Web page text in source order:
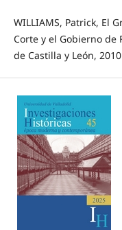
WILLIAMS, Patrick, El
Corte y el Gobierno de
de Castilla y León,